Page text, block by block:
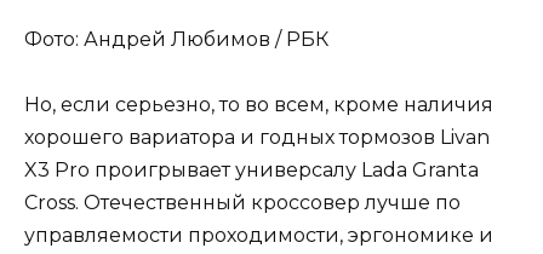
Фото: Андрей Любимов / РБК
Но, если серьезно, то во всем, кроме наличия
хорошего вариатора и годных тормозов Livan
X3 Pro проигрывает универсалу Lada Granta
Cross. Отечественный кроссовер лучше по
управляемости проходимости, эргономике и